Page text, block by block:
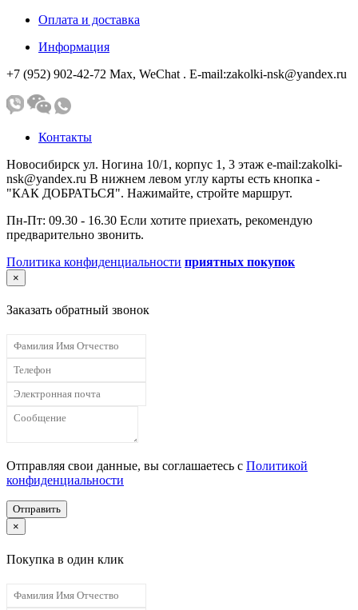
Оплата и доставка
Информация
+7 (952) 902-42-72 Мах, WeChat . E-mail:zakolki-nsk@yandex.ru
Контакты
Новосибирск ул. Ногина 10/1, корпус 1, 3 этаж e-mail:zakolki-
nsk@yandex.ru В нижнем левом углу карты есть кнопка -
"КАК ДОБРАТЬСЯ". Нажимайте, стройте маршрут.
Пн-Пт: 09.30 - 16.30 Если хотите приехать, рекомендую
предварительно звонить.
Политика конфиденциальности приятных покупок
×
Заказать обратный звонок
Отправляя свои данные, вы соглашаетесь с Политикой
конфиденциальности
Отправить
×
Покупка в один клик